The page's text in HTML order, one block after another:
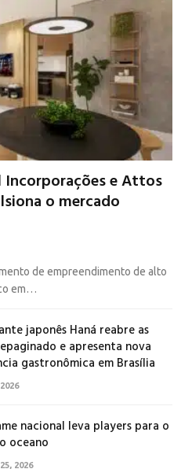
Incorporações e Attos
o mercado
de empreendimento de alto
em…
japonês Haná reabre as
e apresenta nova
gastronômica em Brasília
nacional leva players para o
oceano
2026